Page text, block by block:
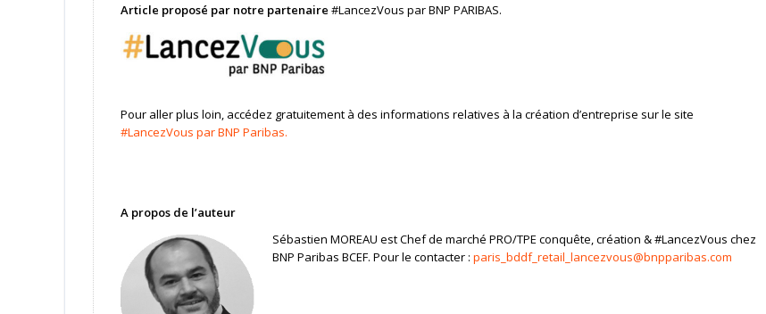
Article proposé par notre partenaire #LancezVous par BNP PARIBAS.
Pour aller plus loin, accédez gratuitement à des informations relatives à la création d’entreprise sur le site
#LancezVous par BNP Paribas.
A propos de l’auteur
Sébastien MOREAU est Chef de marché PRO/TPE conquête, création & #LancezVous chez
BNP Paribas BCEF. Pour le contacter : paris_bddf_retail_lancezvous@bnpparibas.com